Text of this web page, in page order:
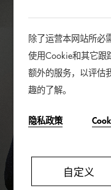
除了运营本网站所必
使用Cookie和其它跟
额外的服务，以评估
趣的了解。
隐私政策
自定义